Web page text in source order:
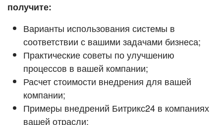
получите:
Варианты использования системы в
соответствии с вашими задачами бизнеса;
Практические советы по улучшению
процессов в вашей компании;
Расчет стоимости внедрения для вашей
компании;
Примеры внедрений Битрикс24 в компаниях
вашей отрасли;